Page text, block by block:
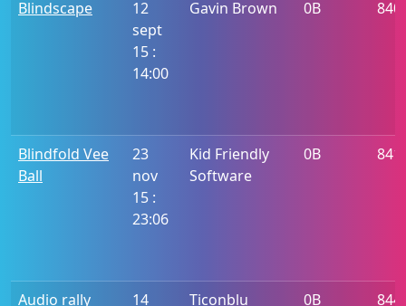
Blindscape
12
sept
15 :
14:00
Gavin Brown 0B 840
Blindfold Vee
Ball
23
nov
15 :
23:06
Kid Friendly
Software
0B 841
Audio rally
14
Ticonblu 0B 844